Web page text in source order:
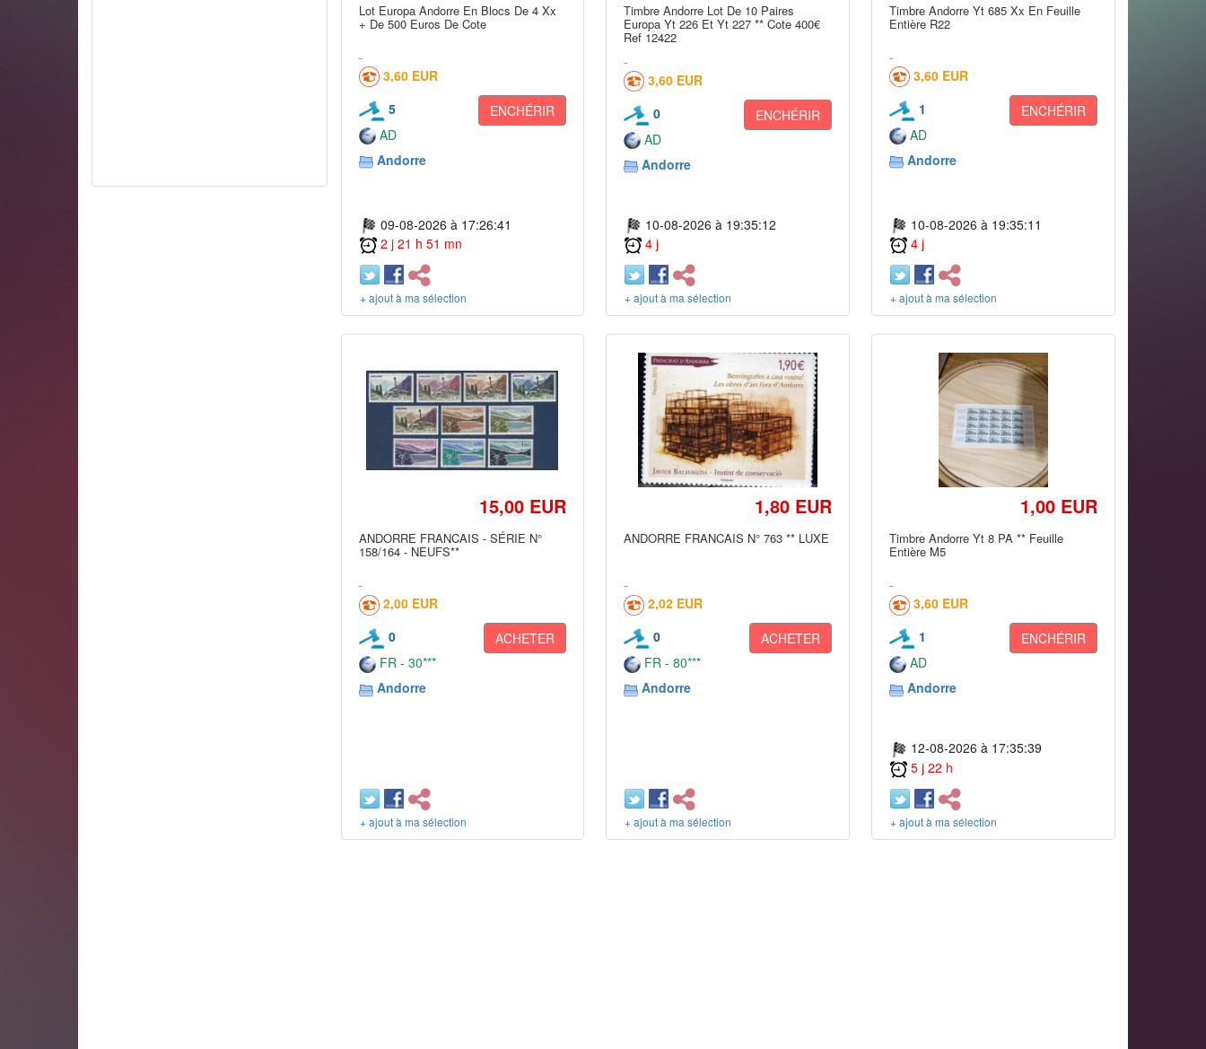
Lot Europa Andorre En Blocs De 4 Xx
+ De 500 Euros De Cote
3,60 EUR
5
ENCHÉRIR
AD
Andorre
09-08-2026 à 17:26:41
2 j 21 h 51 mn
+ ajout à ma sélection
Timbre Andorre Lot De 10 Paires
Europa Yt 226 Et Yt 227 ** Cote 400€
Ref 12422
3,60 EUR
0
ENCHÉRIR
AD
Andorre
10-08-2026 à 19:35:12
4 j
+ ajout à ma sélection
Timbre Andorre Yt 685 Xx En Feuille
Entière R22
3,60 EUR
1
ENCHÉRIR
AD
Andorre
10-08-2026 à 19:35:11
4 j
+ ajout à ma sélection
15,00 EUR
ANDORRE FRANCAIS - SÉRIE N°
158/164 - NEUFS**
2,00 EUR
0
ACHETER
FR - 30***
Andorre
+ ajout à ma sélection
1,80 EUR
ANDORRE FRANCAIS N° 763 ** LUXE
2,02 EUR
0
ACHETER
FR - 80***
Andorre
+ ajout à ma sélection
1,00 EUR
Timbre Andorre Yt 8 PA ** Feuille
Entière M5
3,60 EUR
1
ENCHÉRIR
AD
Andorre
12-08-2026 à 17:35:39
5 j 22 h
+ ajout à ma sélection